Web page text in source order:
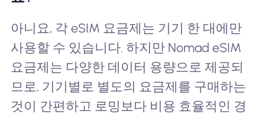
아니요, 각 eSIM 요금제는 기기 한 대에만
사용할 수 있습니다. 하지만 Nomad eSIM
요금제는 다양한 데이터 용량으로 제공되
므로, 기기별로 별도의 요금제를 구매하는
것이 간편하고 로밍보다 비용 효율적인 경